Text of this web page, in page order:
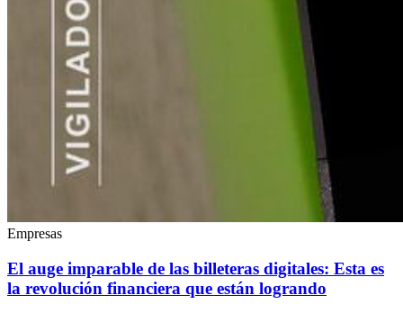
Empresas
El auge imparable de las billeteras digitales: Esta es
la revolución financiera que están logrando